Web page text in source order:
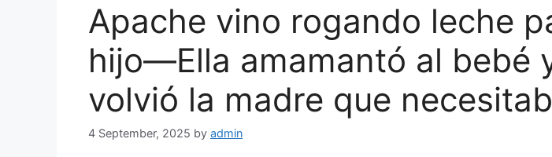
Apache vino rogando leche
hijo—Ella amamantó al bebé
volvió la madre que
4 September, 2025 by admin